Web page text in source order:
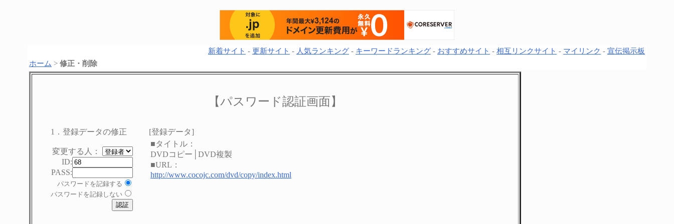
新着サイト - 更新サイト - 人気ランキング - キーワードランキング - おすすめサイト - 相互リンクサイト - マイリンク - 宣伝掲示板
ホーム > 修正・削除
【パスワード認証画面】
1．登録データの修正
変更する人：
ID:
PASS:
パスワードを記録する
パスワードを記録しない
[登録データ]
■タイトル：
DVDコピー│DVD複製
■URL：
http://www.cocojc.com/dvd/copy/index.html